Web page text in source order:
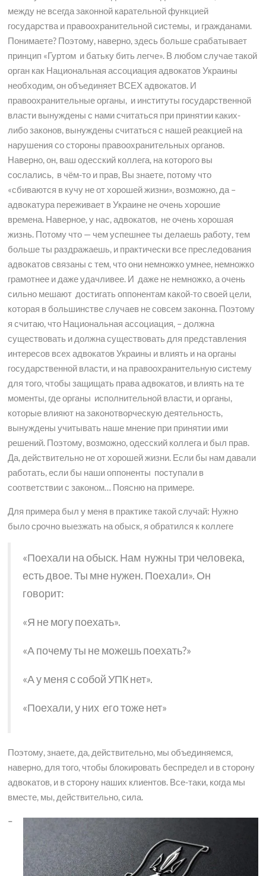
между не всегда законной карательной функцией
государства и правоохранительной системы, и гражданами.
Понимаете? Поэтому, наверно, здесь больше срабатывает
принцип «Гуртом и батьку бить легче». В любом случае такой
орган как Национальная ассоциация адвокатов Украины
необходим, он объединяет ВСЕХ адвокатов. И
правоохранительные органы, и институты государственной
власти вынуждены с нами считаться при принятии каких-
либо законов, вынуждены считаться с нашей реакцией на
нарушения со стороны правоохранительных органов.
Наверно, он, ваш одесский коллега, на которого вы
сослались, в чём-то и прав, Вы знаете, потому что
«сбиваются в кучу не от хорошей жизни», возможно, да –
адвокатура переживает в Украине не очень хорошие
времена. Наверное, у нас, адвокатов, не очень хорошая
жизнь. Потому что — чем успешнее ты делаешь работу, тем
больше ты раздражаешь, и практически все преследования
адвокатов связаны с тем, что они немножко умнее, немножко
грамотнее и даже удачливее. И даже не немножко, а очень
сильно мешают достигать оппонентам какой-то своей цели,
которая в большинстве случаев не совсем законна. Поэтому
я считаю, что Национальная ассоциация, – должна
существовать и должна существовать для представления
интересов всех адвокатов Украины и влиять и на органы
государственной власти, и на правоохранительную систему
для того, чтобы защищать права адвокатов, и влиять на те
моменты, где органы исполнительной власти, и органы,
которые влияют на законотворческую деятельность,
вынуждены учитывать наше мнение при принятии ими
решений. Поэтому, возможно, одесский коллега и был прав.
Да, действительно не от хорошей жизни. Если бы нам давали
работать, если бы наши оппоненты поступали в
соответствии с законом… Поясню на примере.
Для примера был у меня в практике такой случай: Нужно
было срочно выезжать на обыск, я обратился к коллеге
«Поехали на обыск. Нам нужны три человека,
есть двое. Ты мне нужен. Поехали». Он
говорит:
«Я не могу поехать».
«А почему ты не можешь поехать?»
«А у меня с собой УПК нет».
«Поехали, у них его тоже нет»
Поэтому, знаете, да, действительно, мы объединяемся,
наверно, для того, чтобы блокировать беспредел и в сторону
адвокатов, и в сторону наших клиентов. Все-таки, когда мы
вместе, мы, действительно, сила.
–